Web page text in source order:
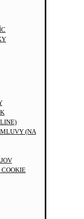
(NA
COOKIE